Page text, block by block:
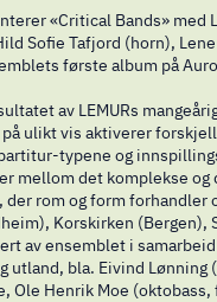
«Critical Bands»
Sofie Tafjord (horn),
første album på
av LEMURs
ulikt vis aktiverer
typene og
mellom det komplekse
der rom og form
Korskirken (Bergen),
av ensemblet i
utland, bla. Eivind
Ole Henrik Moe